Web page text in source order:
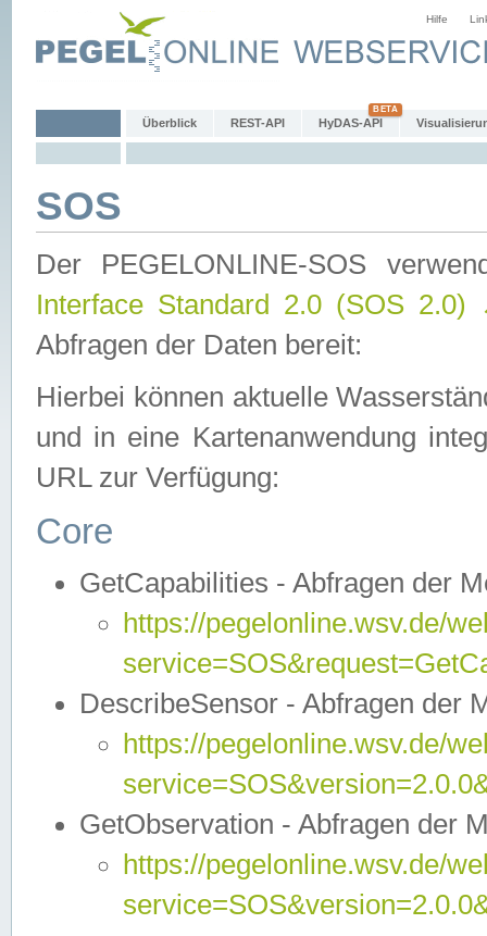
Hilfe
Überblick REST-API HyDAS-API
SOS
Der PEGELONLINE-SOS
Interface Standard 2.0 (SOS 2.0)
Abfragen der Daten bereit:
Hierbei können aktuelle
und in eine Kartenanwendung
URL zur Verfügung:
Core
GetCapabilities - Abfragen der
https://pegelonline.wsv.de/
DescribeSensor - Abfragen der
https://pegelonline.wsv.de/
GetObservation - Abfragen der
https://pegelonline.wsv.de/